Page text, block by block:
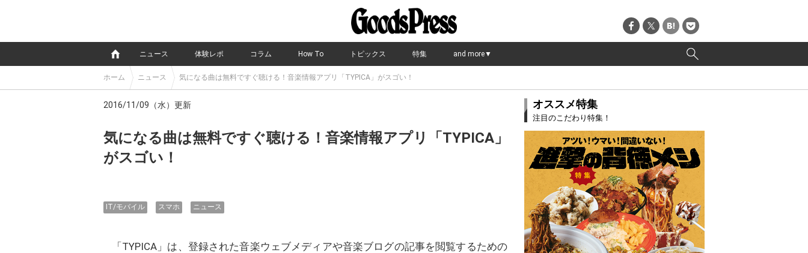
ニュース 体験レポ コラム How To トピックス 特集 and more▼
ホーム ニュース 気になる曲は無料ですぐ聴ける！音楽情報アプリ「TYPICA」がスゴい！
2016/11/09（水）更新
気になる曲は無料ですぐ聴ける！音楽情報アプリ「TYPICA」
がスゴい！
IT/モバイル スマホ ニュース
「TYPICA」は、登録された音楽ウェブメディアや音楽ブログの記事を閲覧するための
オススメ特集
注目のこだわり特集！